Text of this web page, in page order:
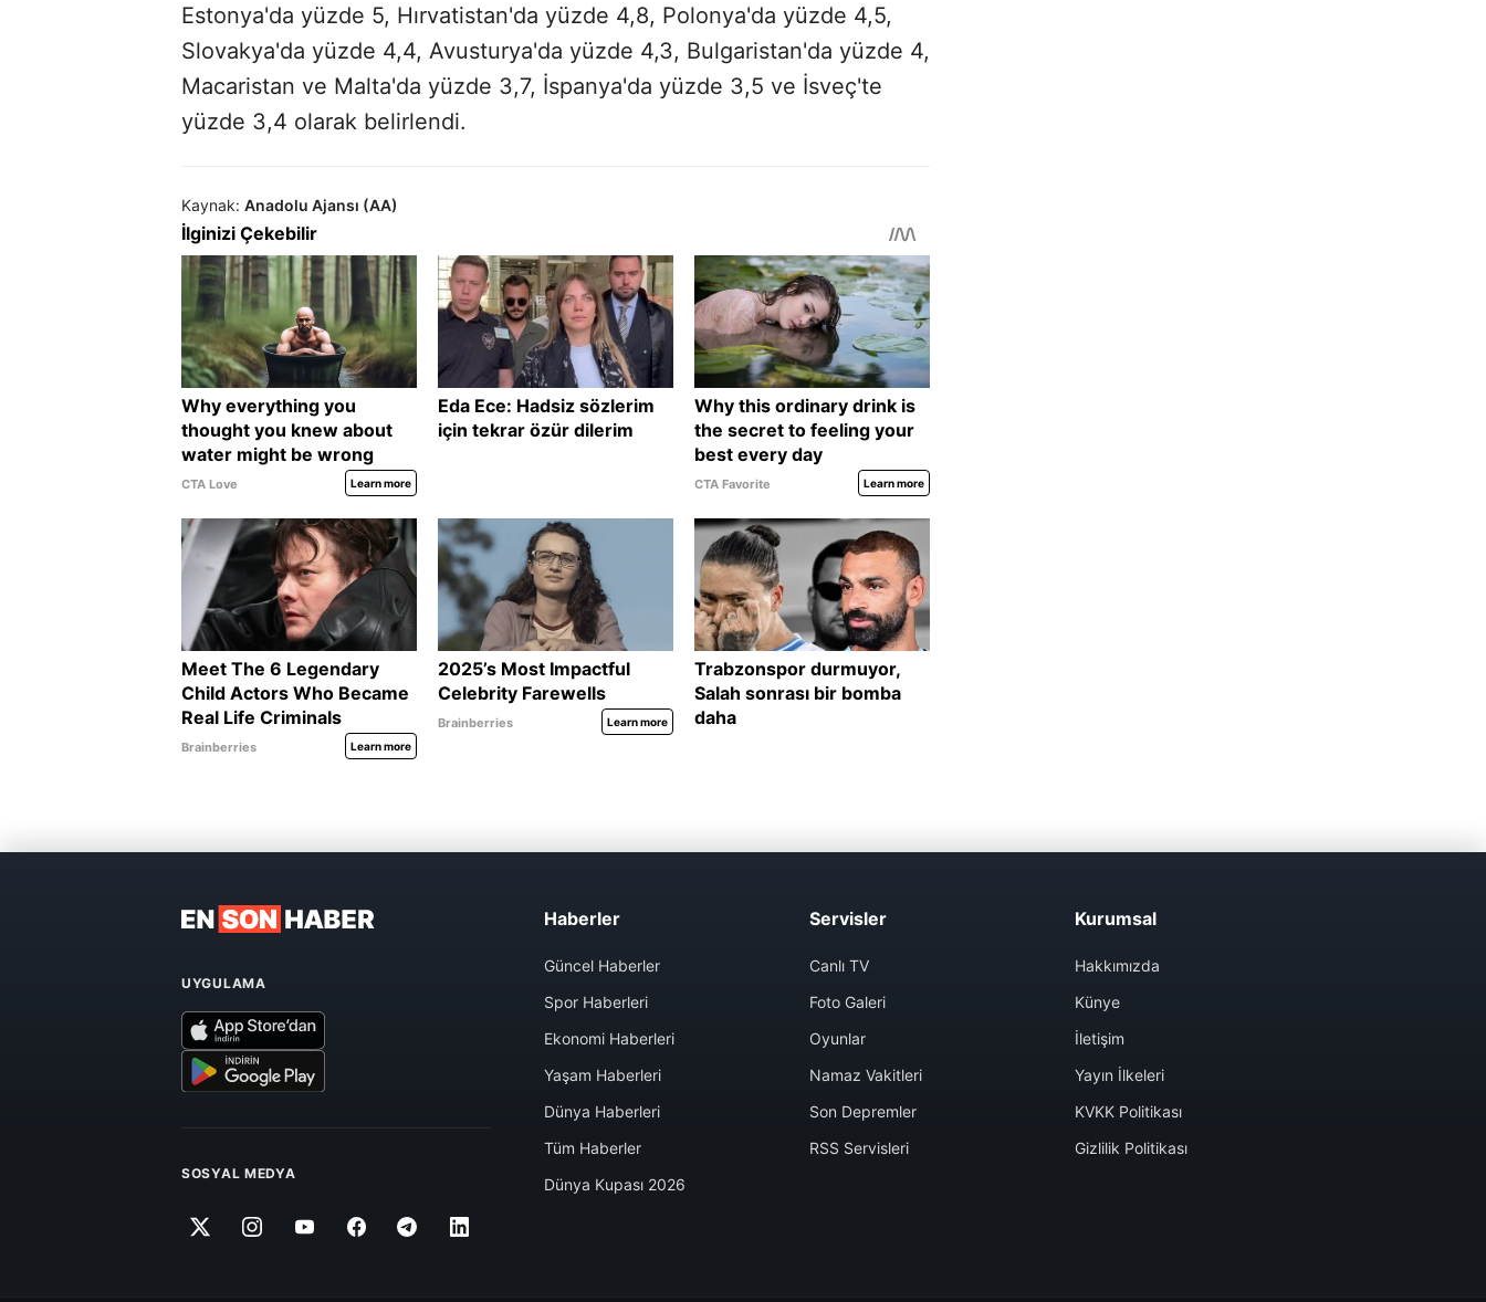
Estonya'da yüzde 5, Hırvatistan'da yüzde 4,8, Polonya'da yüzde 4,5,
Slovakya'da yüzde 4,4, Avusturya'da yüzde 4,3, Bulgaristan'da yüzde 4,
Macaristan ve Malta'da yüzde 3,7, İspanya'da yüzde 3,5 ve İsveç'te
yüzde 3,4 olarak belirlendi.
Kaynak: Anadolu Ajansı (AA)
UYGULAMA
SOSYAL MEDYA
Haberler
Güncel Haberler
Spor Haberleri
Ekonomi Haberleri
Yaşam Haberleri
Dünya Haberleri
Tüm Haberler
Dünya Kupası 2026
Servisler
Canlı TV
Foto Galeri
Oyunlar
Namaz Vakitleri
Son Depremler
RSS Servisleri
Kurumsal
Hakkımızda
Künye
İletişim
Yayın İlkeleri
KVKK Politikası
Gizlilik Politikası